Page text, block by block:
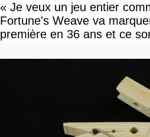
« Je veux un jeu entier
Fortune's Weave va
première en 36 ans et ce